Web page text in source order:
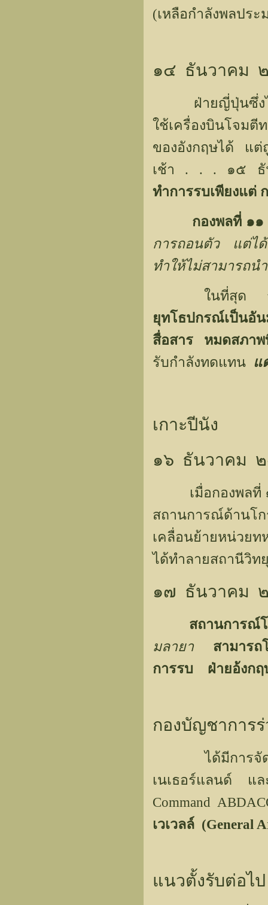
(เหลือกำลังพลปร
๑๔ ธันวาคม
ฝ่ายญี่ปุ่นซึ่งไล่
ใช้เครื่องบินโจม
ของอังกฤษได้ แ
เช้า . . . ๑๕
ทำการรบเพียงแต่
กองพลที่ ๑
การถอนตัว แต่ได้
ทำให้ไม่สามารถ
ในที่สุด
ยุทโธปกรณ์เป็นอั
สื่อสาร หมดสภาพ
รับกำลังทดแทน แ
เกาะปีนัง
๑๖ ธันวาคม
เมื่อกองพลที่ ๑
สถานการณ์ด้านโ
เคลื่อนย้ายหน่วย
ได้ทำลายสถานีวิท
๑๗ ธันวาคม
สถานการณ์
มลายา สามารถ
การรบ ฝ่ายอ้งกฤ
กองบัญชาการ
ได้มีการ
เนเธอร์แลนด์ แล
Command
เวเวลล์ (General
แนวตั้งรับต่อไ